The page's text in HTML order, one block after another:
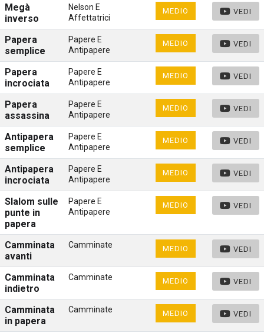
Megà
inverso
Nelson E
Affettatrici
MEDIO VEDI
Papera
semplice
Papere E
Antipapere
MEDIO VEDI
Papera
incrociata
Papere E
Antipapere
MEDIO VEDI
Papera
assassina
Papere E
Antipapere
MEDIO VEDI
Antipapera
semplice
Papere E
Antipapere
MEDIO VEDI
Antipapera
incrociata
Papere E
Antipapere
MEDIO VEDI
Slalom sulle
punte in
papera
Papere E
Antipapere
MEDIO VEDI
Camminata
avanti
Camminate MEDIO VEDI
Camminata
indietro
Camminate MEDIO VEDI
Camminata
in papera
Camminate MEDIO VEDI